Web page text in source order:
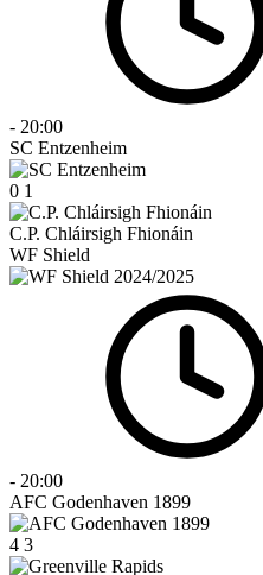
- 20:00
SC Entzenheim
0 1
C.P. Chláirsigh Fhionáin
WF Shield
- 20:00
AFC Godenhaven 1899
4 3